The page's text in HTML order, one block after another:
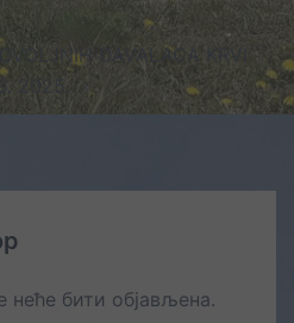
DAVALACA KRVI
6. 2025.
бити објављена.